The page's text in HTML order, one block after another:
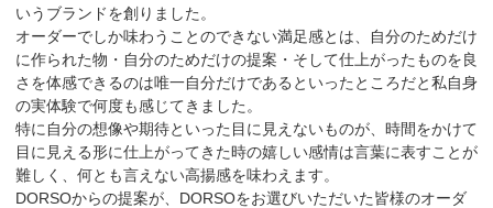
いうブランドを創りました。
オーダーでしか味わうことのできない満足感とは、自分のためだけ
に作られた物・自分のためだけの提案・そして仕上がったものを良
さを体感できるのは唯一自分だけであるといったところだと私自身
の実体験で何度も感じてきました。
特に自分の想像や期待といった目に見えないものが、時間をかけて
目に見える形に仕上がってきた時の嬉しい感情は言葉に表すことが
難しく、何とも言えない高揚感を味わえます。
DORSOからの提案が、DORSOをお選びいただいた皆様のオーダ